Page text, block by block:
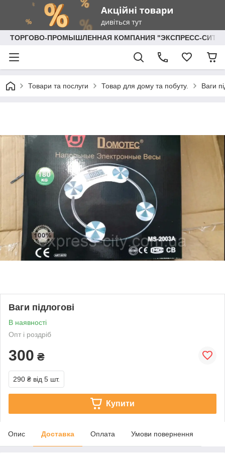
ТОРГОВО-ПРОМЫШЛЕННАЯ КОМПАНИЯ "ЭКСПРЕСС-СИТИ"
Товари та послуги Товар для дому та побуту. Ваги
Ваги підлогові
В наявності
Опт і роздріб
300 ₴
290 ₴ від 5 шт.
Купити
Опис Доставка Оплата Умови повернення